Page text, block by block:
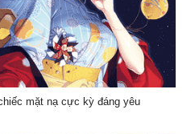
mặt nạ cực kỳ đáng yêu